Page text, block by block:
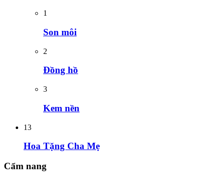
1
Son môi
2
Đồng hồ
3
Kem nền
13
Hoa Tặng Cha Mẹ
Cẩm nang